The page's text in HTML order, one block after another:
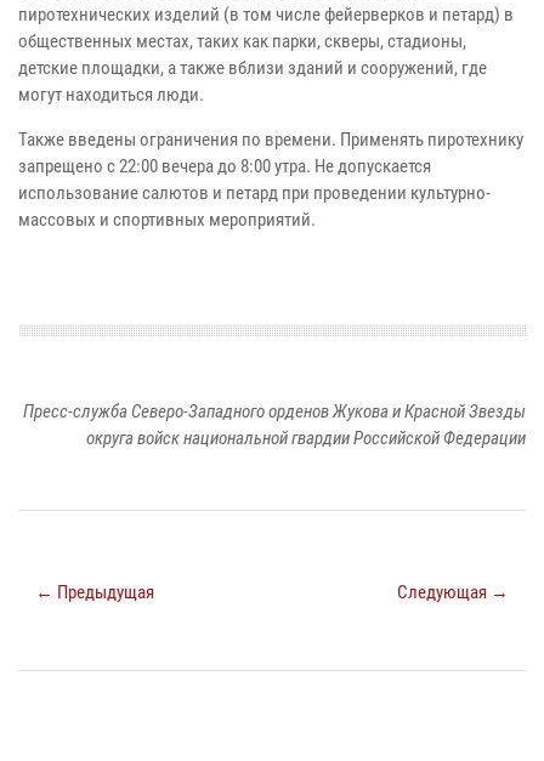
пиротехнических изделий (в том числе фейерверков и петард) в
общественных местах, таких как парки, скверы, стадионы,
детские площадки, а также вблизи зданий и сооружений, где
могут находиться люди.
Также введены ограничения по времени. Применять пиротехнику
запрещено с 22:00 вечера до 8:00 утра. Не допускается
использование салютов и петард при проведении культурно-
массовых и спортивных мероприятий.
Пресс-служба Северо-Западного орденов Жукова и Красной Звезды
округа войск национальной гвардии Российской Федерации
← Предыдущая Следующая →